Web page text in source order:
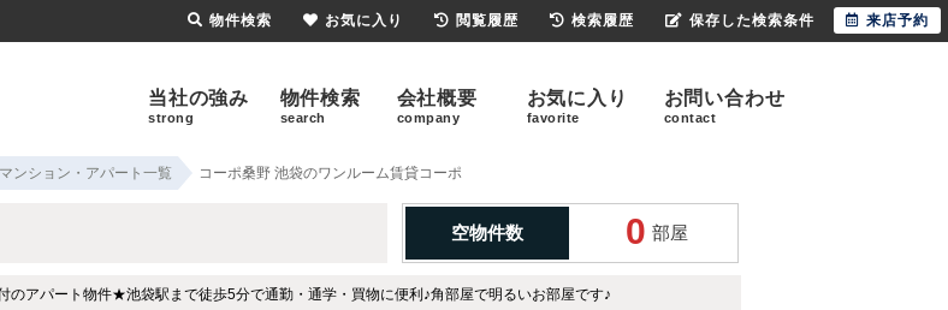
当社の強み
strong
物件検索
search
会社概要
company
お気に入り
favorite
お問い合わせ
contact
ンション・アパート一覧 コーポ桑野 池袋のワンルーム賃貸コーポ
空物件数 0 部屋
アパート物件★池袋駅まで徒歩5分で通勤・通学・買物に便利♪角部屋で明るいお部屋です♪
物件検索 お気に入り 閲覧履歴 検索履歴 保存した検索条件 来店予約